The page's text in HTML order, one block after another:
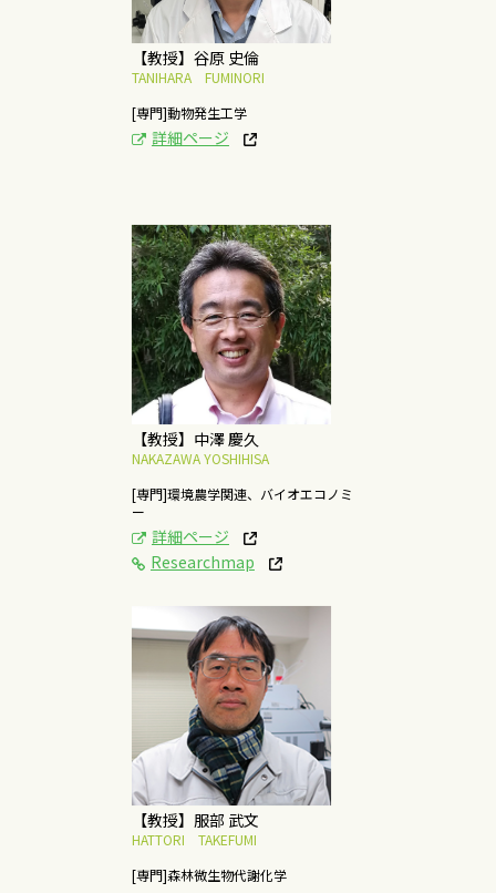
概要はこちら
【教授】谷原 史倫
TANIHARA FUMINORI
[専門]動物発生工学
詳細ページ
[研究テーマ]
バイオエコノミーに関
する研究と社会実装
概要はこちら
【教授】中澤 慶久
NAKAZAWA YOSHIHISA
[専門]環境農学関連、バイオエコノミ
ー
詳細ページ
Researchmap
[研究テーマ]
森林微生物の代謝機構
の解明と森林資源の六
次産業化への応用
概要はこちら
【教授】服部 武文
HATTORI TAKEFUMI
[専門]森林微生物代謝化学